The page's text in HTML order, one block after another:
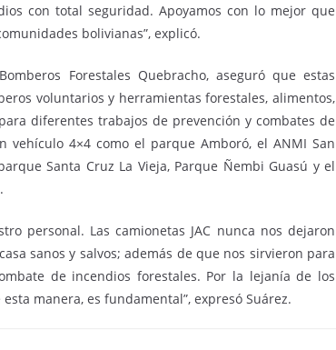
con total seguridad. Apoyamos con lo mejor que
bolivianas”, explicó.
Forestales Quebracho, aseguró que estas
voluntarios y herramientas forestales, alimentos,
diferentes trabajos de prevención y combates de
4×4 como el parque Amboró, el ANMI San
Santa Cruz La Vieja, Parque Ñembi Guasú y el
personal. Las camionetas JAC nunca nos dejaron
sanos y salvos; además de que nos sirvieron para
de incendios forestales. Por la lejanía de los
manera, es fundamental”, expresó Suárez.